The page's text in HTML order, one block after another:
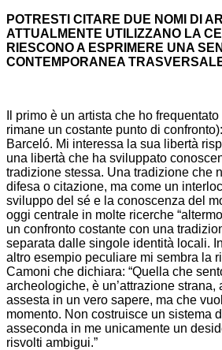
POTRESTI CITARE DUE NOMI DI
ATTUALMENTE UTILIZZANO LA
RIESCONO A ESPRIMERE UNA
CONTEMPORANEA
Il primo è un artista che ho
rimane un costante punto di
Barceló. Mi interessa la sua libertà
una libertà che ha sviluppato
tradizione stessa. Una tradizione che
difesa o citazione, ma come un
sviluppo del sé e la conoscenza del
oggi centrale in molte ricerche
un confronto costante con una
separata dalle singole identità locali.
altro esempio peculiare mi sembra la
Camoni che dichiara: “Quella che
archeologiche, è un’attrazione strana,
assesta in un vero sapere, ma che
momento. Non costruisce un sistema
asseconda in me unicamente un
risvolti ambigui.”